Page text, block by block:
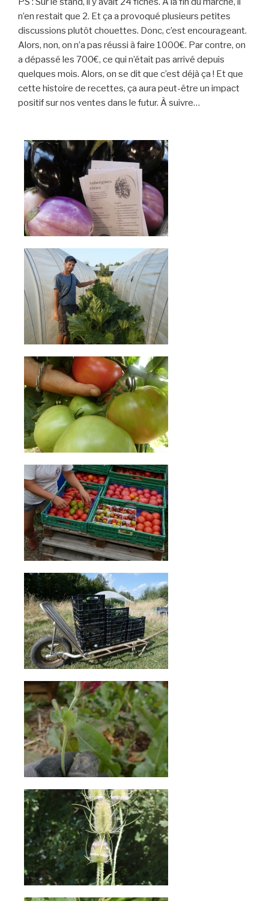
n’en restait que 2. Et ça a provoqué plusieurs petites
discussions plutôt chouettes. Donc, c’est encourageant.
Alors, non, on n’a pas réussi à faire 1000€. Par contre, on
a dépassé les 700€, ce qui n’était pas arrivé depuis
quelques mois. Alors, on se dit que c’est déjà ça ! Et que
cette histoire de recettes, ça aura peut-être un impact
positif sur nos ventes dans le futur. À suivre…